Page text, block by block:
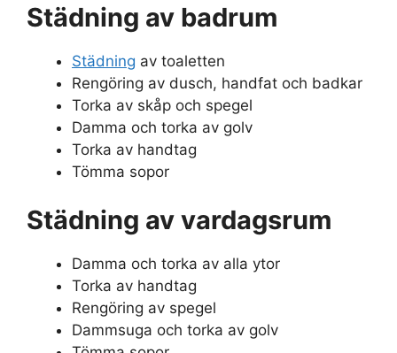
Städning av badrum
Städning av toaletten
Rengöring av dusch, handfat och badkar
Torka av skåp och spegel
Damma och torka av golv
Torka av handtag
Tömma sopor
Städning av vardagsrum
Damma och torka av alla ytor
Torka av handtag
Rengöring av spegel
Dammsuga och torka av golv